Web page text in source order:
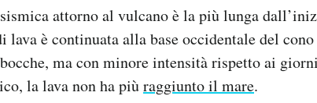
attorno al vulcano è la più lunga
lava è continuata alla base occidentale del
ma con minore intensità rispetto ai
la lava non ha piùraggiunto il mare.